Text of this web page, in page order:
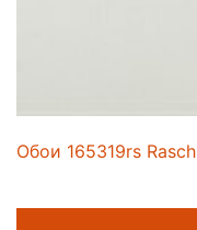
Обои 165319rs Rasch